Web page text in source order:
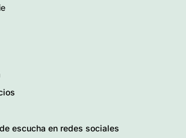
escucha en redes sociales